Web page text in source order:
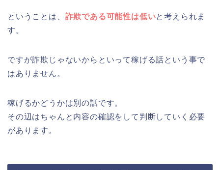
ということは、 詐欺である可能性は低いと考えられま
す。
ですが詐欺じゃないからといって稼げる話という事で
はありません。
稼げるかどうかは別の話です。
その辺はちゃんと内容の確認をして判断していく必要
があります。